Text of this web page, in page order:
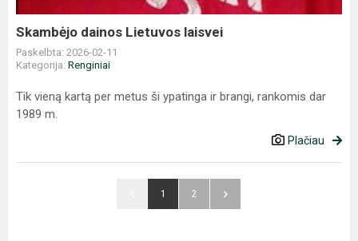
Skambėjo dainos Lietuvos laisvei
Paskelbta: 2026-02-11
Kategorija: Renginiai
Tik vieną kartą per metus ši ypatinga ir brangi, rankomis dar
1989 m.
Plačiau
1 2